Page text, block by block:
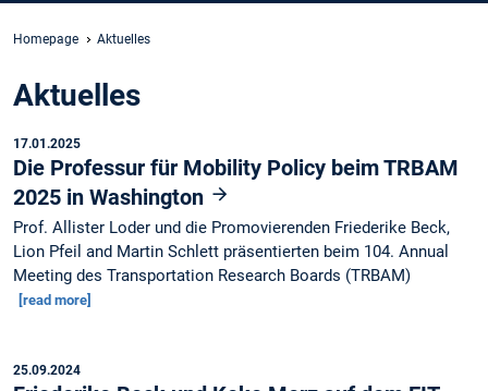
Homepage Aktuelles
Aktuelles
17.01.2025
Die Professur für Mobility Policy beim TRBAM
2025 in Washington
Prof. Allister Loder und die Promovierenden Friederike Beck,
Lion Pfeil and Martin Schlett präsentierten beim 104. Annual
Meeting des Transportation Research Boards (TRBAM)
[read more]
25.09.2024